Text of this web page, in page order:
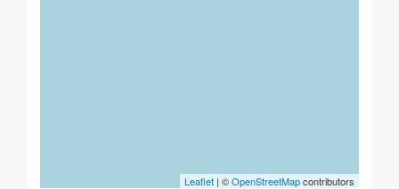
Leaflet | ©OpenStreetMapcontributors